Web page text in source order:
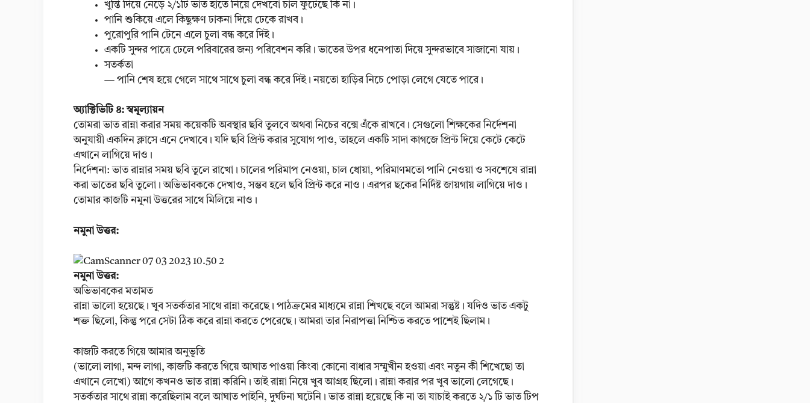
খুন্তি দিয়ে নেড়ে ২/১টি ভাত হাতে নিয়ে দেখবো চাল ফুটেছে কি না।
পানি শুকিয়ে এলে কিছুক্ষণ ঢাকনা দিয়ে ঢেকে রাখব।
পুরোপুরি পানি টেনে এলে চুলা বন্ধ করে দিই।
একটি সুন্দর পাত্রে ঢেলে পরিবারের জন্য পরিবেশন করি। ভাতের উপর ধনেপাতা দিয়ে সুন্দরভাবে সাজানো যায়।
সতর্কতা
— পানি শেষ হয়ে গেলে সাথে সাথে চুলা বন্ধ করে দিই। নয়তো হাড়ির নিচে পোড়া লেগে যেতে পারে।
অ্যাক্টিভিটি ৪: স্বমূল্যায়ন
তোমরা ভাত রান্না করার সময় কয়েকটি অবস্থার ছবি তুলবে অথবা নিচের বক্সে এঁকে রাখবে। সেগুলো শিক্ষকের নির্দেশনা
অনুযায়ী একদিন ক্লাসে এনে দেখাবে। যদি ছবি প্রিন্ট করার সুযোগ পাও, তাহলে একটি সাদা কাগজে প্রিন্ট দিয়ে কেটে কেটে
এখানে লাগিয়ে দাও।
নির্দেশনা: ভাত রান্নার সময় ছবি তুলে রাখো। চালের পরিমাপ নেওয়া, চাল ধোয়া, পরিমাণমতো পানি নেওয়া ও সবশেষে রান্না
করা ভাতের ছবি তুলো। অভিভাবককে দেখাও, সম্ভব হলে ছবি প্রিন্ট করে নাও। এরপর ছকের নির্দিষ্ট জায়গায় লাগিয়ে দাও।
তোমার কাজটি নমুনা উত্তরের সাথে মিলিয়ে নাও।
নমুনা উত্তর:
নমুনা উত্তর:
অভিভাবকের মতামত
রান্না ভালো হয়েছে। খুব সতর্কতার সাথে রান্না করেছে। পাঠক্রমের মাধ্যমে রান্না শিখছে বলে আমরা সন্তুষ্ট। যদিও ভাত একটু
শক্ত ছিলো, কিন্তু পরে সেটা ঠিক করে রান্না করতে পেরেছে। আমরা তার নিরাপত্তা নিশ্চিত করতে পাশেই ছিলাম।
কাজটি করতে গিয়ে আমার অনুভূতি
(ভালো লাগা, মন্দ লাগা, কাজটি করতে গিয়ে আঘাত পাওয়া কিংবা কোনো বাধার সম্মুখীন হওয়া এবং নতুন কী শিখেছো তা
এখানে লেখো) আগে কখনও ভাত রান্না করিনি। তাই রান্না নিয়ে খুব আগ্রহ ছিলো। রান্না করার পর খুব ভালো লেগেছে।
সতর্কতার সাথে রান্না করেছিলাম বলে আঘাত পাইনি, দুর্ঘটনা ঘটেনি। ভাত রান্না হয়েছে কি না তা যাচাই করতে ২/১ টি ভাত টিপ